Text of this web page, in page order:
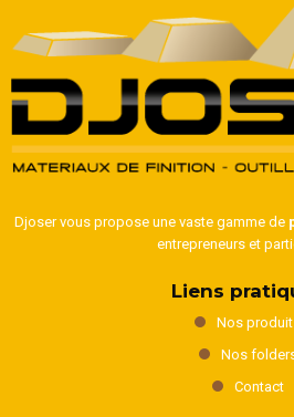
Djoser vous propose une vaste gamme de
entrepreneurs et
Liens
Nos
Nos
Contact